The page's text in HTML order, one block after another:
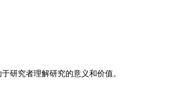
研究者理解研究的意义和价值。